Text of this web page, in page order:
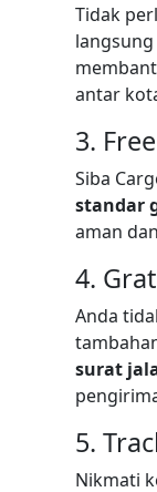
Tidak
antar
3.
Siba
standar
aman
4.
Anda
surat
5.
Nikmati